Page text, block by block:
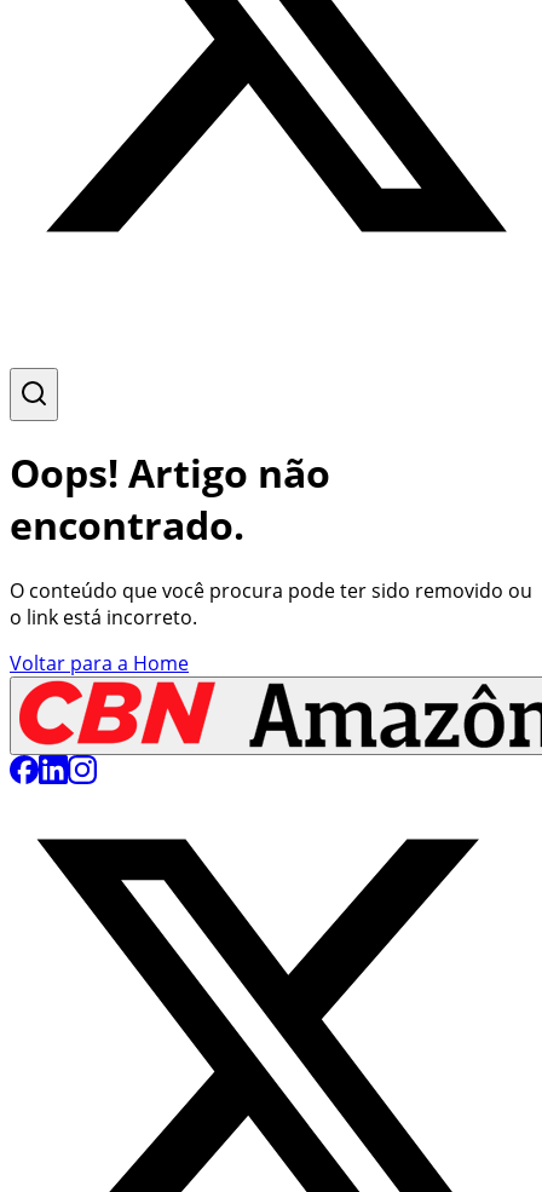
Oops! Artigo não
encontrado.
O conteúdo que você procura pode ter sido removido ou
o link está incorreto.
Voltar para a Home